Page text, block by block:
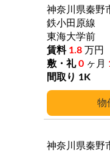
神奈川県秦野
鉄小田原線
東海大学前
1.8 万円
0 ヶ月
1K
神奈川県秦野